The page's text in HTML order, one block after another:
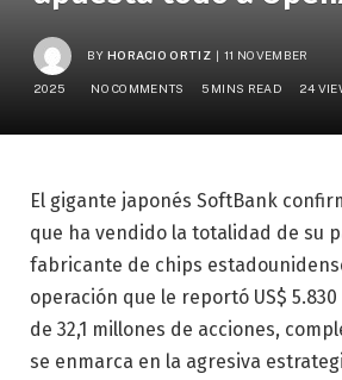
BY HORACIO ORTIZ 11 NOVEMBER
2025 NO COMMENTS 5 MINS READ 24
El gigante japonés SoftBank
que ha vendido la totalidad de su
fabricante de chips
operación que le reportó US$
de 32,1 millones de acciones,
se enmarca en la agresiva